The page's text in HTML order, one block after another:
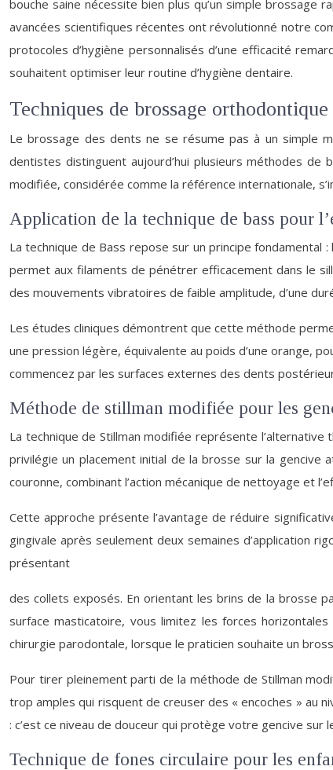
bouche saine nécessite bien plus qu’un simple brossage
avancées scientifiques récentes ont révolutionné notre
protocoles d’hygiène personnalisés d’une efficacité
souhaitent optimiser leur routine d’hygiène dentaire.
Techniques de brossage
Le brossage des dents ne se résume pas à un simple
dentistes distinguent aujourd’hui plusieurs méthodes
modifiée, considérée comme la référence internationale,
Application de la technique de bass pour
La technique de Bass repose sur un principe fondamental
permet aux filaments de pénétrer efficacement dans le
des mouvements vibratoires de faible amplitude, d’une
Les études cliniques démontrent que cette méthode
une pression légère, équivalente au poids d’une orange,
commencez par les surfaces externes des dents
Méthode de stillman modifiée pour les
La technique de Stillman modifiée représente
privilégie un placement initial de la brosse sur la
couronne, combinant l’action mécanique de nettoyage et
Cette approche présente l’avantage de réduire
gingivale après seulement deux semaines d’application
présentant
des collets exposés. En orientant les brins de la brosse
surface masticatoire, vous limitez les forces
chirurgie parodontale, lorsque le praticien souhaite un
Pour tirer pleinement parti de la méthode de Stillman
trop amples qui risquent de creuser des « encoches » au
: c’est ce niveau de douceur qui protège votre gencive sur
Technique de fones circulaire pour les